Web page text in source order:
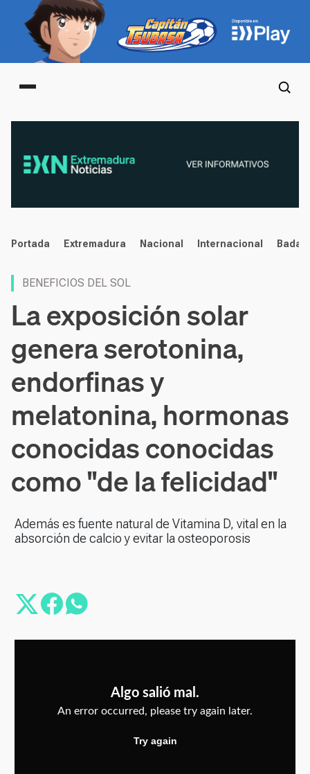
Main menu
noticias
Portada Extremadura Nacional Internacional
BENEFICIOS DEL SOL
La exposición solar
genera serotonina,
endorfinas y
melatonina, hormonas
conocidas conocidas
como "de la felicidad"
Además es fuente natural de Vitamina D, vital en la
absorción de calcio y evitar la osteoporosis